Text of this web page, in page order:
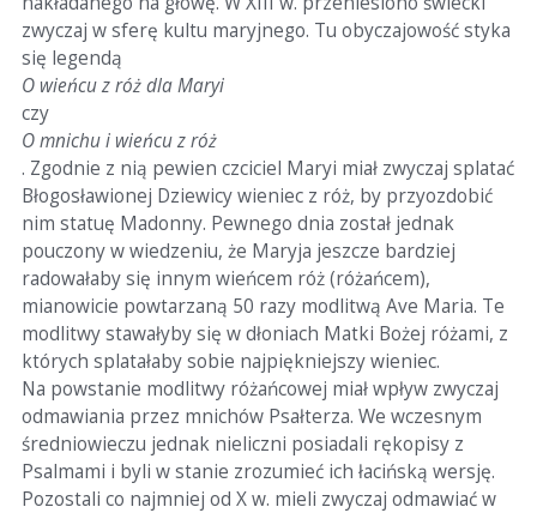
zwyczaj w sferę kultu maryjnego. Tu obyczajowość styka
się legendą
O wieńcu z róż dla Maryi
czy
O mnichu i wieńcu z róż
. Zgodnie z nią pewien czciciel Maryi miał zwyczaj splatać
Błogosławionej Dziewicy wieniec z róż, by przyozdobić
nim statuę Madonny. Pewnego dnia został jednak
pouczony w wiedzeniu, że Maryja jeszcze bardziej
radowałaby się innym wieńcem róż (różańcem),
mianowicie powtarzaną 50 razy modlitwą Ave Maria. Te
modlitwy stawałyby się w dłoniach Matki Bożej różami, z
których splatałaby sobie najpiękniejszy wieniec.
Na powstanie modlitwy różańcowej miał wpływ zwyczaj
odmawiania przez mnichów Psałterza. We wczesnym
średniowieczu jednak nieliczni posiadali rękopisy z
Psalmami i byli w stanie zrozumieć ich łacińską wersję.
Pozostali co najmniej od X w. mieli zwyczaj odmawiać w